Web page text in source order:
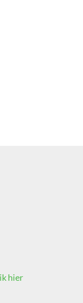
hier